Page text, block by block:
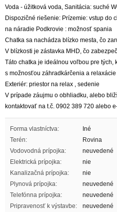
Voda - úžitková voda, Sanitácia: suché
Dispozičné riešenie: Prízemie: vstup do
na náradie Podkrovie : možnosť spania
Chatka sa nachádza blízko mesta, čo
V blízkosti je zástavka MHD, čo
Táto chatka je ideálnou voľbou pre tých,
s možnosťou záhradkárčenia a
Exteriér: priestor na relax , sedenie
V prípade záujmu o obhliadku, alebo
kontaktovať na t.č. 0902 389 720 alebo
Forma vlastníctva:
Iné
Terén:
Rovina
Vodovodná prípojka:
neuvedené
Elektrická prípojka:
nie
Kanalizačná prípojka:
nie
Plynová prípojka:
neuvedené
Telefónna prípojka:
neuvedené
Pripravenosť k výstavbe:
neuvedené